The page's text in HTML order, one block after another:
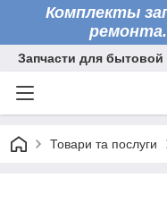
Комплекты
Запчасти для бытовой
Товари та послуги